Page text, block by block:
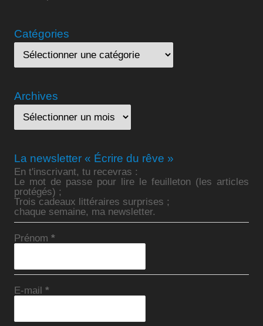
Catégories
Archives
La newsletter « Écrire du rêve »
En t'inscrivant, tu recevras :
Le mot de passe pour lire le feuilleton (les articles
protégés) ;
Trois cadeaux littéraires surprises ;
chaque semaine, ma newsletter.
Prénom*
E-mail*